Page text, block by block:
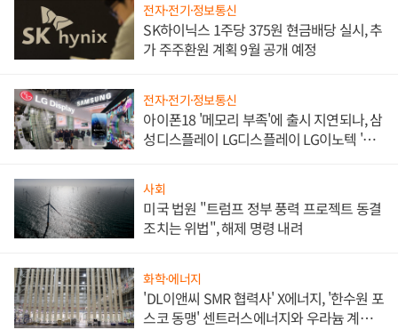
전자·전기·정보통신
SK하이닉스 1주당 375원 현금배당 실시, 추
가 주주환원 계획 9월 공개 예정
전자·전기·정보통신
아이폰18 '메모리 부족'에 출시 지연되나, 삼
성디스플레이 LG디스플레이 LG이노텍 '탈
사회
미국 법원 "트럼프 정부 풍력 프로젝트 동결
조치는 위법", 해제 명령 내려
화학·에너지
'DL이앤씨 SMR 협력사' X에너지, '한수원 포
스코 동맹' 센트러스에너지와 우라늄 계약